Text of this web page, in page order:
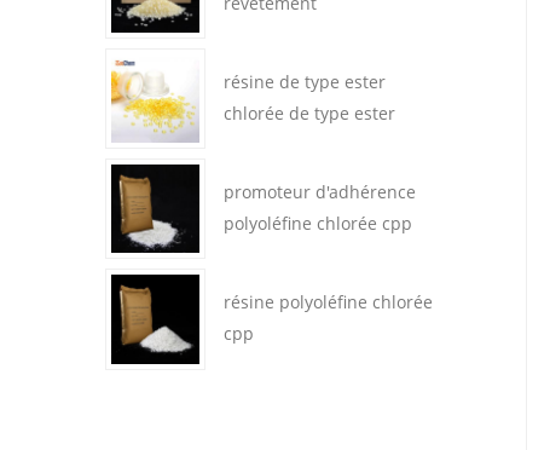
résine de type ester
chlorée de type ester
promoteur d'adhérence
polyoléfine chlorée cpp
résine polyoléfine chlorée
cpp